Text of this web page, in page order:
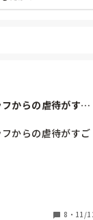
からの虐待がすご
からの虐待がすご
かりません。
8 ・ 11/